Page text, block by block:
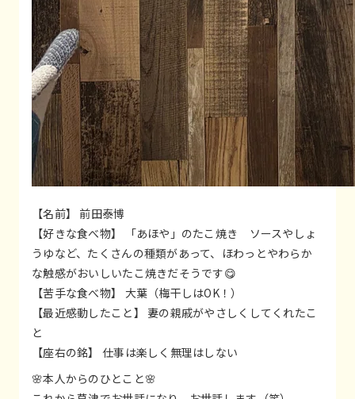
【名前】 前田泰博
【好きな食べ物】 「あほや」のたこ焼き ソースやしょ
うゆなど、たくさんの種類があって、ほわっとやわらか
な触感がおいしいたこ焼きだそうです😋
【苦手な食べ物】 大葉（梅干しはOK！）
【最近感動したこと】 妻の親戚がやさしくしてくれたこ
と
【座右の銘】 仕事は楽しく無理はしない
🌸本人からのひとこと🌸